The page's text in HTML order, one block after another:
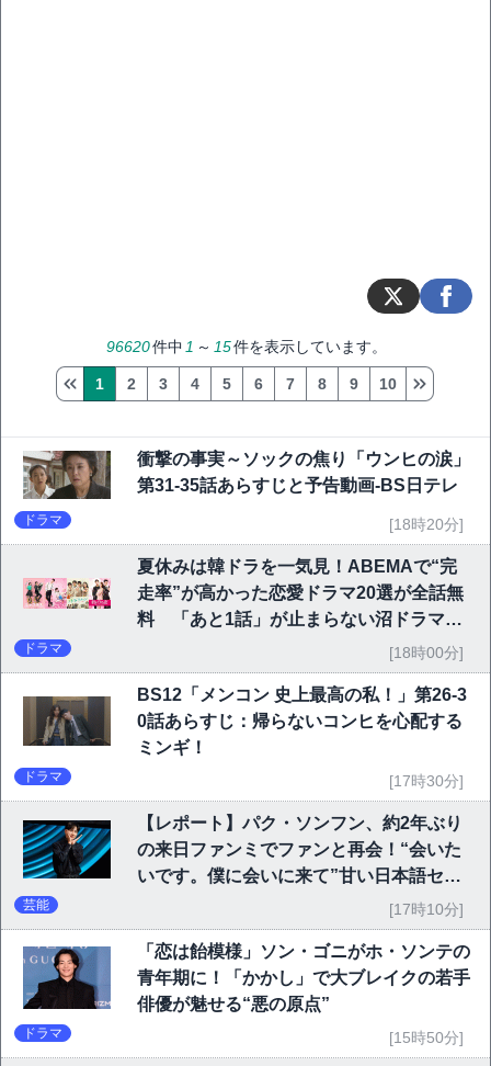
96620件中 1 ～ 15件を表示しています。
1 2 3 4 5 6 7 8 9 10
衝撃の事実～ソックの焦り「ウンヒの涙」
第31-35話あらすじと予告動画-BS日テレ
ドラマ [18時20分]
夏休みは韓ドラを一気見！ABEMAで“完
走率”が高かった恋愛ドラマ20選が全話無
料 「あと1話」が止まらない沼ドラマを
ドラマ [18時00分]
BS12「メンコン 史上最高の私！」第26-3
0話あらすじ：帰らないコンヒを心配する
ミンギ！
ドラマ [17時30分]
【レポート】パク・ソンフン、約2年ぶり
の来日ファンミでファンと再会！“会いた
いです。僕に会いに来て”甘い日本語セリ
芸能 [17時10分]
「恋は飴模様」ソン・ゴニがホ・ソンテの
青年期に！「かかし」で大ブレイクの若手
俳優が魅せる“悪の原点”
ドラマ [15時50分]